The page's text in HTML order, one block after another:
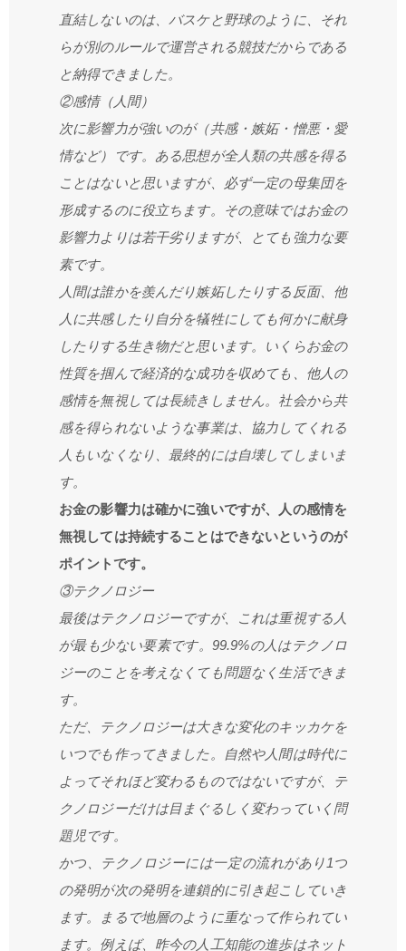
直結しないのは、バスケと野球のように、それ
らが別のルールで運営される競技だからである
と納得できました。
②感情（人間）
次に影響力が強いのが（共感・嫉妬・憎悪・愛
情など）です。ある思想が全人類の共感を得る
ことはないと思いますが、必ず一定の母集団を
形成するのに役立ちます。その意味ではお金の
影響力よりは若干劣りますが、とても強力な要
素です。
人間は誰かを羨んだり嫉妬したりする反面、他
人に共感したり自分を犠牲にしても何かに献身
したりする生き物だと思います。いくらお金の
性質を掴んで経済的な成功を収めても、他人の
感情を無視しては長続きしません。社会から共
感を得られないような事業は、協力してくれる
人もいなくなり、最終的には自壊してしまいま
す。
お金の影響力は確かに強いですが、人の感情を
無視しては持続することはできないというのが
ポイントです。
③テクノロジー
最後はテクノロジーですが、これは重視する人
が最も少ない要素です。99.9%の人はテクノロ
ジーのことを考えなくても問題なく生活できま
す。
ただ、テクノロジーは大きな変化のキッカケを
いつでも作ってきました。自然や人間は時代に
よってそれほど変わるものではないですが、テ
クノロジーだけは目まぐるしく変わっていく問
題児です。
かつ、テクノロジーには一定の流れがあり1つ
の発明が次の発明を連鎖的に引き起こしていき
ます。まるで地層のように重なって作られてい
ます。例えば、昨今の人工知能の進歩はネット